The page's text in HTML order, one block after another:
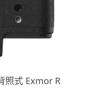
照式 Exmor R